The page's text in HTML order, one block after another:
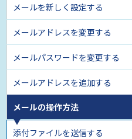
メールを新しく設定する
メールアドレスを変更する
メールパスワードを変更する
メールアドレスを追加する
メールの操作方法
添付ファイルを送信する